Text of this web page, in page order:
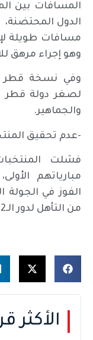
المسافات بين
الدول
مسافات طويلة
وهو إجراء مرهق
وفي نسخة قطر
لصغر دولة قطر
والجماهير.
-عدم تحقيق
فشلت
مبارياتهم
الفوز في الجولة
من التأهل لدور الـ32.
الأكثر